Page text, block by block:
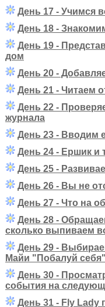
День 17 - Учимся
День 18 -
День 19 -
дом
День 20 -
День 21 - Читаем
День 22 -
журнала
День 23 - Вводим
День 24 - Ершик и
День 25 -
День 26 - Вы не
День 27 - Что на
День 28 -
сколько выпиваем
День 29 -
Майи "Побалуй себя"
День 30 -
события на
День 31 - Fly Lady